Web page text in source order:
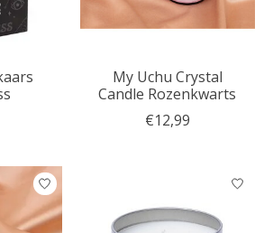
My Uchu Crystal
Candle Rozenkwarts
€12,99